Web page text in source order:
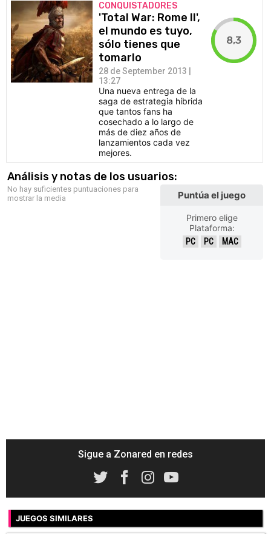
CONQUISTADORES
'Total War: Rome II',
el mundo es tuyo,
sólo tienes que
tomarlo
28 de September 2013 |
13:27
Una nueva entrega de la
saga de estrategia híbrida
que tantos fans ha
cosechado a lo largo de
más de diez años de
lanzamientos cada vez
mejores.
8,3
Análisis y notas de los usuarios:
No hay suficientes puntuaciones para
mostrar la media
Puntúa el juego
Primero elige
Plataforma:
PC PC MAC
Sigue a Zonared en redes
JUEGOS SIMILARES